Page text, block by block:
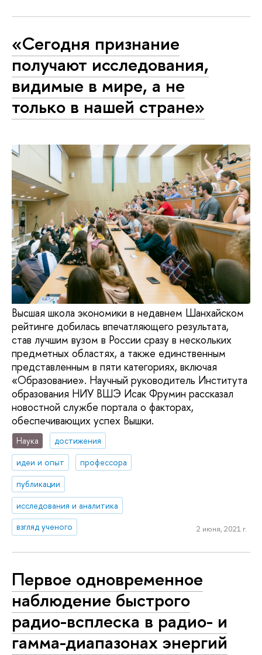
«Сегодня признание
получают исследования,
видимые в мире, а не
только в нашей стране»
Высшая школа экономики в недавнем Шанхайском
рейтинге добилась впечатляющего результата,
став лучшим вузом в России сразу в нескольких
предметных областях, а также единственным
представленным в пяти категориях, включая
«Образование». Научный руководитель Института
образования НИУ ВШЭ Исак Фрумин рассказал
новостной службе портала о факторах,
обеспечивающих успех Вышки.
Наука
достижения
идеи и опыт
профессора
публикации
исследования и аналитика
взгляд ученого
2 июня, 2021 г.
Первое одновременное
наблюдение быстрого
радио-всплеска в радио- и
гамма-диапазонах энергий